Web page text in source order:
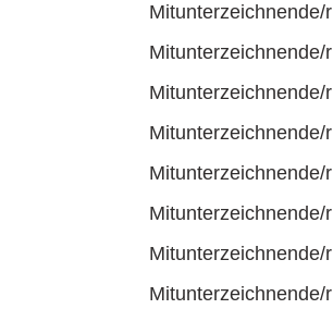
Mitunterzeichnende/r
Mitunterzeichnende/r
Mitunterzeichnende/r
Mitunterzeichnende/r
Mitunterzeichnende/r
Mitunterzeichnende/r
Mitunterzeichnende/r
Mitunterzeichnende/r